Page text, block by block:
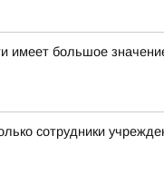
большое
сотрудники